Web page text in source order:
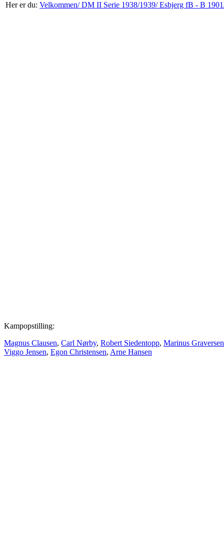
Her er du: Velkommen/DM II Serie 1938/1939/Esbjerg fB - B
Kampopstilling:
Magnus Clausen, Carl Nørby, Robert Siedentopp, Marinus Graversen
Viggo Jensen, Egon Christensen, Arne Hansen